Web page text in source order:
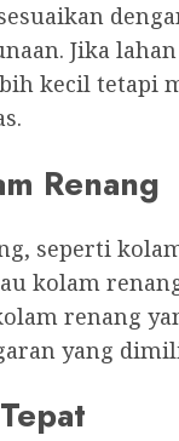
Jika
kecil tetapi
Renang
seperti
kolam
renang
yang